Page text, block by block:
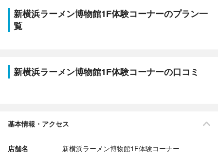
新横浜ラーメン博物館1F体験コーナーのプラン一
覧
新横浜ラーメン博物館1F体験コーナーの口コミ
基本情報・アクセス
店舗名 新横浜ラーメン博物館1F体験コーナー